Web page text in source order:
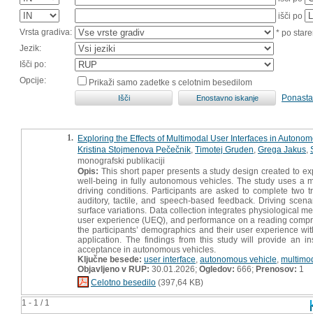
išči po
Vrsta gradiva:
* po
Jezik:
Išči po:
Opcije:
Prikaži samo zadetke s celotnim besedilom
1 - 1 / 1
1. Exploring the Effects of Multimodal User Interfaces in
Kristina Stojmenova Pečečnik Timotej Gruden Grega Jakus
monografski publikaciji
Opis: This short paper presents a study design created to
well-being in fully autonomous vehicles. The study uses a
driving conditions. Participants are asked to complete
auditory, tactile, and speech-based feedback. Driving
surface variations. Data collection integrates physiological
user experience (UEQ), and performance on a reading
the participants’ demographics and their user experience
application. The findings from this study will provide an
acceptance in autonomous vehicles.
Ključne besede: user interface autonomous vehicle
Objavljeno v RUP: 30.01.2026; Ogledov: 666; Prenosov: 1
Celotno besedilo (397,64 KB)